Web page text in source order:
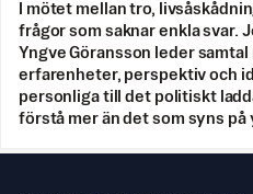
I mötet mellan tro,
frågor som saknar enkla svar.
Yngve Göransson leder
erfarenheter, perspektiv och
personliga till det politiskt
förstå mer än det som syns på